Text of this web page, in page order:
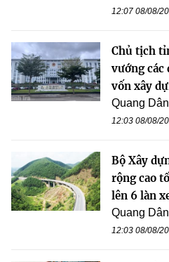
12:07 08/08/
Chủ tịch
vướng các
vốn xây
Quang Dân
12:03 08/08/
Bộ Xây
rộng cao
lên 6 làn
Quang Dân
12:03 08/08/